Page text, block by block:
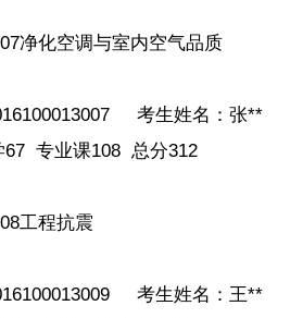
化空调与室内空气品质
考生姓名：张**
专业课108 总分312
工程抗震
考生姓名：王**